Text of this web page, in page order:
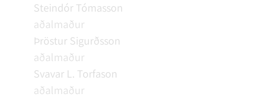
Steindór Tómasson
aðalmaður
Þröstur Sigurðsson
aðalmaður
Svavar L. Torfason
aðalmaður